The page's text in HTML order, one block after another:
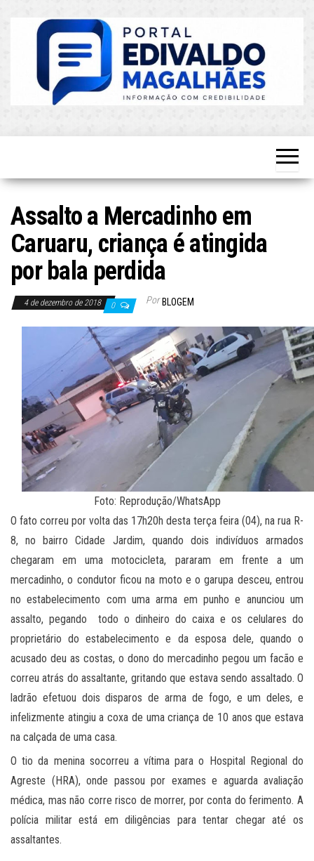
Atualizado!
Assalto a Mercadinho em
Caruaru, criança é atingida
por bala perdida
4 de dezembro de 2018 0 Por BLOGEM
Foto: Reprodução/WhatsApp
O fato correu por volta das 17h20h desta terça feira (04), na rua R-
8, no bairro Cidade Jardim, quando dois indivíduos armados
chegaram em uma motocicleta, pararam em frente a um
mercadinho, o condutor ficou na moto e o garupa desceu, entrou
no estabelecimento com uma arma em punho e anunciou um
assalto, pegando todo o dinheiro do caixa e os celulares do
proprietário do estabelecimento e da esposa dele, quando o
acusado deu as costas, o dono do mercadinho pegou um facão e
correu atrás do assaltante, gritando que estava sendo assaltado. O
ladrão efetuou dois disparos de arma de fogo, e um deles, e
infelizmente atingiu a coxa de uma criança de 10 anos que estava
na calçada de uma casa.
O tio da menina socorreu a vítima para o Hospital Regional do
Agreste (HRA), onde passou por exames e aguarda avaliação
médica, mas não corre risco de morrer, por conta do ferimento. A
polícia militar está em diligências para tentar chegar até os
assaltantes.